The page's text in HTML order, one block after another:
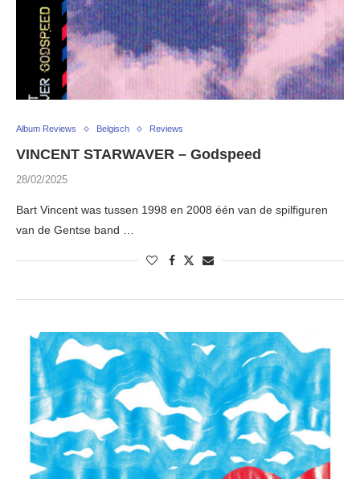
Album Reviews Belgisch Reviews
VINCENT STARWAVER – Godspeed
28/02/2025
Bart Vincent was tussen 1998 en 2008 één van de spilfiguren
van de Gentse band …